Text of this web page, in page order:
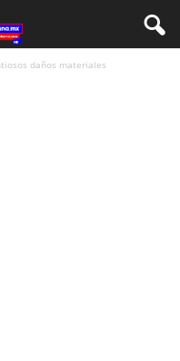
daños materiales